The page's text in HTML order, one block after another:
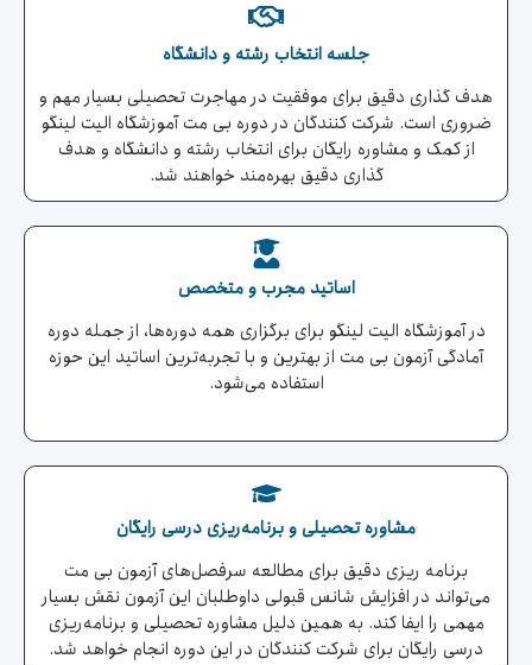
جلسه انتخاب رشته و دانشگاه
هدف گذاری دقیق برای موفقیت در مهاجرت تحصیلی بسیار مهم و
ضروری است. شرکت کنندگان در دوره بی مت آموزشگاه الیت لینگو
از کمک و مشاوره رایگان برای انتخاب رشته و دانشگاه و هدف
گذاری دقیق بهره‌مند خواهند شد.
اساتید مجرب و متخصص
در آموزشگاه الیت لینگو برای برگزاری همه دوره‌ها، از جمله دوره
آمادگی آزمون بی مت از بهترین و با تجربه‌ترین اساتید این حوزه
استفاده می‌شود.
مشاوره تحصیلی و برنامه‌ریزی درسی رایگان
برنامه ریزی دقیق برای مطالعه سرفصل‌های آزمون بی مت
می‌تواند در افزایش شانس قبولی داوطلبان این آزمون نقش بسیار
مهمی را ایفا کند. به همین دلیل مشاوره تحصیلی و برنامه‌ریزی
درسی رایگان برای شرکت کنندگان در این دوره انجام خواهد شد.